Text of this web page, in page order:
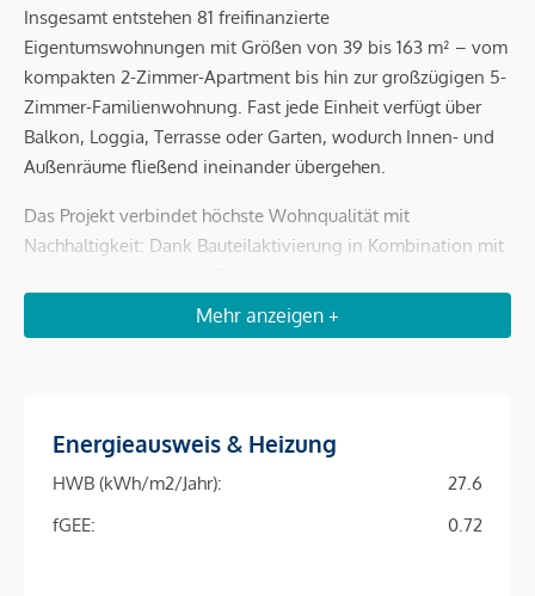
Insgesamt entstehen 81 freifinanzierte
Eigentumswohnungen mit Größen von 39 bis 163 m² – vom
kompakten 2-Zimmer-Apartment bis hin zur großzügigen 5-
Zimmer-Familienwohnung. Fast jede Einheit verfügt über
Balkon, Loggia, Terrasse oder Garten, wodurch Innen- und
Außenräume fließend ineinander übergehen.
Das Projekt verbindet höchste Wohnqualität mit
Nachhaltigkeit: Dank Bauteilaktivierung in Kombination mit
geheizt und gekühlt. Eine Photovoltaikanlage am Dach
senkt die Betriebskosten und macht das Objekt zu einer
Projekt-Highlights
Top-Lage im 9. Bezirk – ruhige Wohnstraße mit
exzellenter Anbindung
Mehr anzeigen +
Energieausweis & Heizung
HWB (kWh/m2/Jahr):
27.6
fGEE:
0.72